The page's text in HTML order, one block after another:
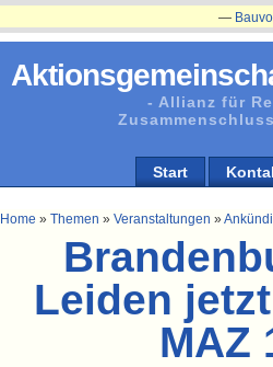
- Allianz für
Start
Home » Themen » Veranstaltungen »
Leiden
MAZ